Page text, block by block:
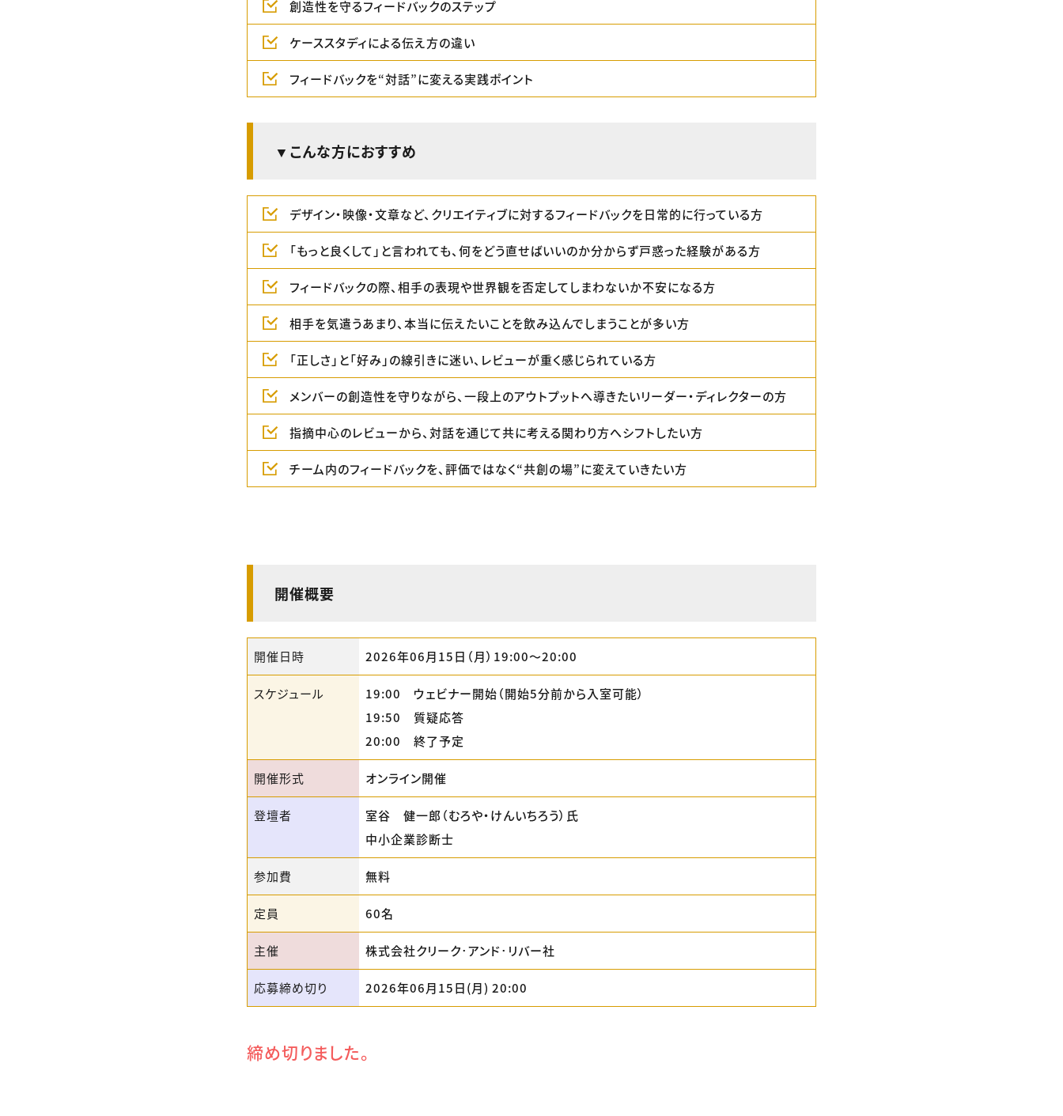
創造性を守るフィードバックのステップ
ケーススタディによる伝え方の違い
フィードバックを“対話”に変える実践ポイント
▼こんな方におすすめ
デザイン・映像・文章など、クリエイティブに対するフィードバックを日常的に行っている方
「もっと良くして」と言われても、何をどう直せばいいのか分からず戸惑った経験がある方
フィードバックの際、相手の表現や世界観を否定してしまわないか不安になる方
相手を気遣うあまり、本当に伝えたいことを飲み込んでしまうことが多い方
「正しさ」と「好み」の線引きに迷い、レビューが重く感じられている方
メンバーの創造性を守りながら、一段上のアウトプットへ導きたいリーダー・ディレクターの方
指摘中心のレビューから、対話を通じて共に考える関わり方へシフトしたい方
チーム内のフィードバックを、評価ではなく“共創の場”に変えていきたい方
開催概要
開催日時 2026年06月15日（月）19:00〜20:00
スケジュール
19:00 ウェビナー開始（開始5分前から入室可能）
19:50 質疑応答
20:00 終了予定
開催形式 オンライン開催
登壇者
室谷 健一郎（むろや・けんいちろう）氏
中小企業診断士
参加費 無料
定員 60名
主催 株式会社クリーク･アンド･リバー社
応募締め切り 2026年06月15日(月) 20:00
締め切りました。